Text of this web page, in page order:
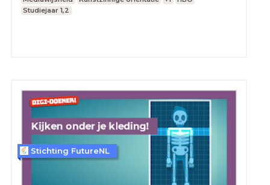
Studiejaar 1,2
Stichting FutureNL